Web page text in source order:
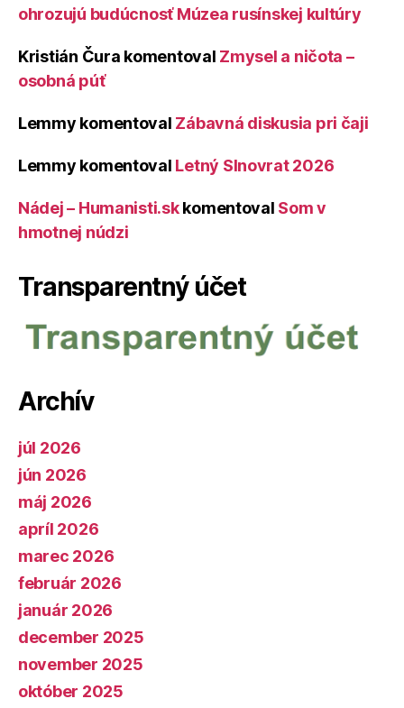
ohrozujú budúcnosť Múzea rusínskej kultúry
Kristián Čura komentoval Zmysel a ničota –
osobná púť
Lemmy komentoval Zábavná diskusia pri čaji
Lemmy komentoval Letný Slnovrat 2026
Nádej – Humanisti.skkomentoval Som v
hmotnej núdzi
Transparentný účet
Archív
júl 2026
jún 2026
máj 2026
apríl 2026
marec 2026
február 2026
január 2026
december 2025
november 2025
október 2025